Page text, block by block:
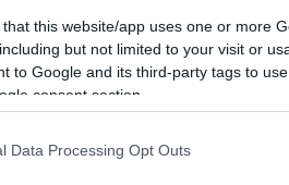
that this website/app uses one or more
but not limited to your visit or
to Google and its third-party tags to
consent section.
Data Processing Opt Outs
el mercado. Además,
sino en usar el rendimiento de
.